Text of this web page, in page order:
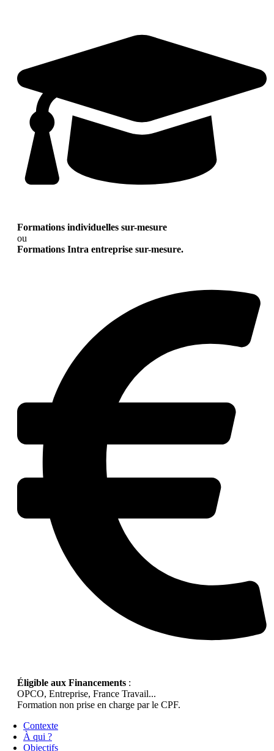
Formations individuelles sur-mesure
ou
Formations Intra entreprise sur-mesure.
Éligible aux Financements :
OPCO, Entreprise, France Travail...
Formation non prise en charge par le CPF.
Contexte
À qui ?
Objectifs